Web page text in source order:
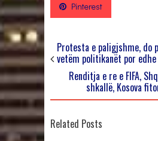
Pinterest
Protesta e paligjshme, do
vetëm politikanët por
Renditja e re e FIFA,
shkallë, Kosova
Related Posts